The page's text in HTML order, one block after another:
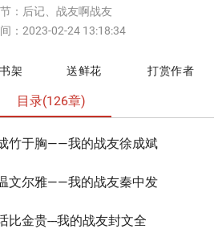
： 后记、战友啊战友
：2023-02-24 13:18:34
架 送鲜花 打赏作者
目录(126章)
竹于胸——我的战友徐成斌
文尔雅——我的战友秦中发
比金贵---我的战友封文全